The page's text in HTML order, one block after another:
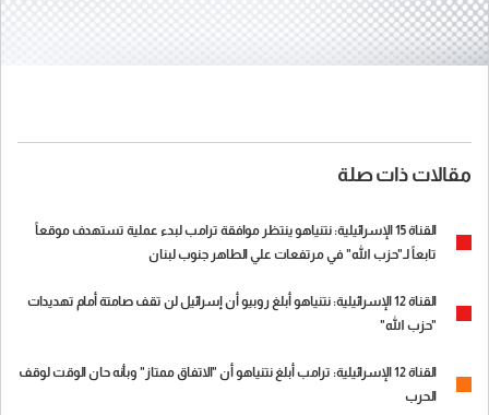
مقالات ذات صلة
القناة 15 الإسرائيلية: نتنياهو ينتظر موافقة ترامب لبدء عملية تستهدف موقعاً
تابعاً لـ"حزب الله" في مرتفعات علي الطاهر جنوب لبنان
القناة 12 الإسرائيلية: نتنياهو أبلغ روبيو أن إسرائيل لن تقف صامتة أمام تهديدات
"حزب الله"
‏القناة 12 الإسرائيلية: ترامب أبلغ نتنياهو أن "الاتفاق ممتاز" وبأنه حان الوقت لوقف
الحرب